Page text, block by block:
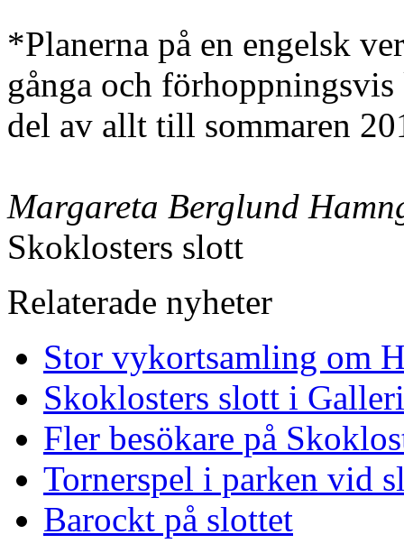
*Planerna på en engelsk
gånga och
del av allt till sommaren
Margareta Berglund
Skoklosters slott
Relaterade nyheter
Stor vykortsamling om
Skoklosters slott i
Fler besökare på
Tornerspel i parken vid
Barockt på slottet